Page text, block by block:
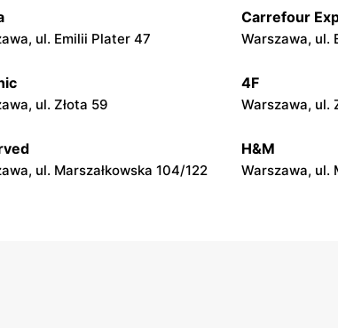
Olsztyn Społem
Olsztyn Społem
ul. Emilii Plater 47
Carrefour
Warszawa, ul.
ul. Złota 59
4F
Warszawa, ul.
ul. Marszałkowska 104/122
H&M
Warszawa, ul.